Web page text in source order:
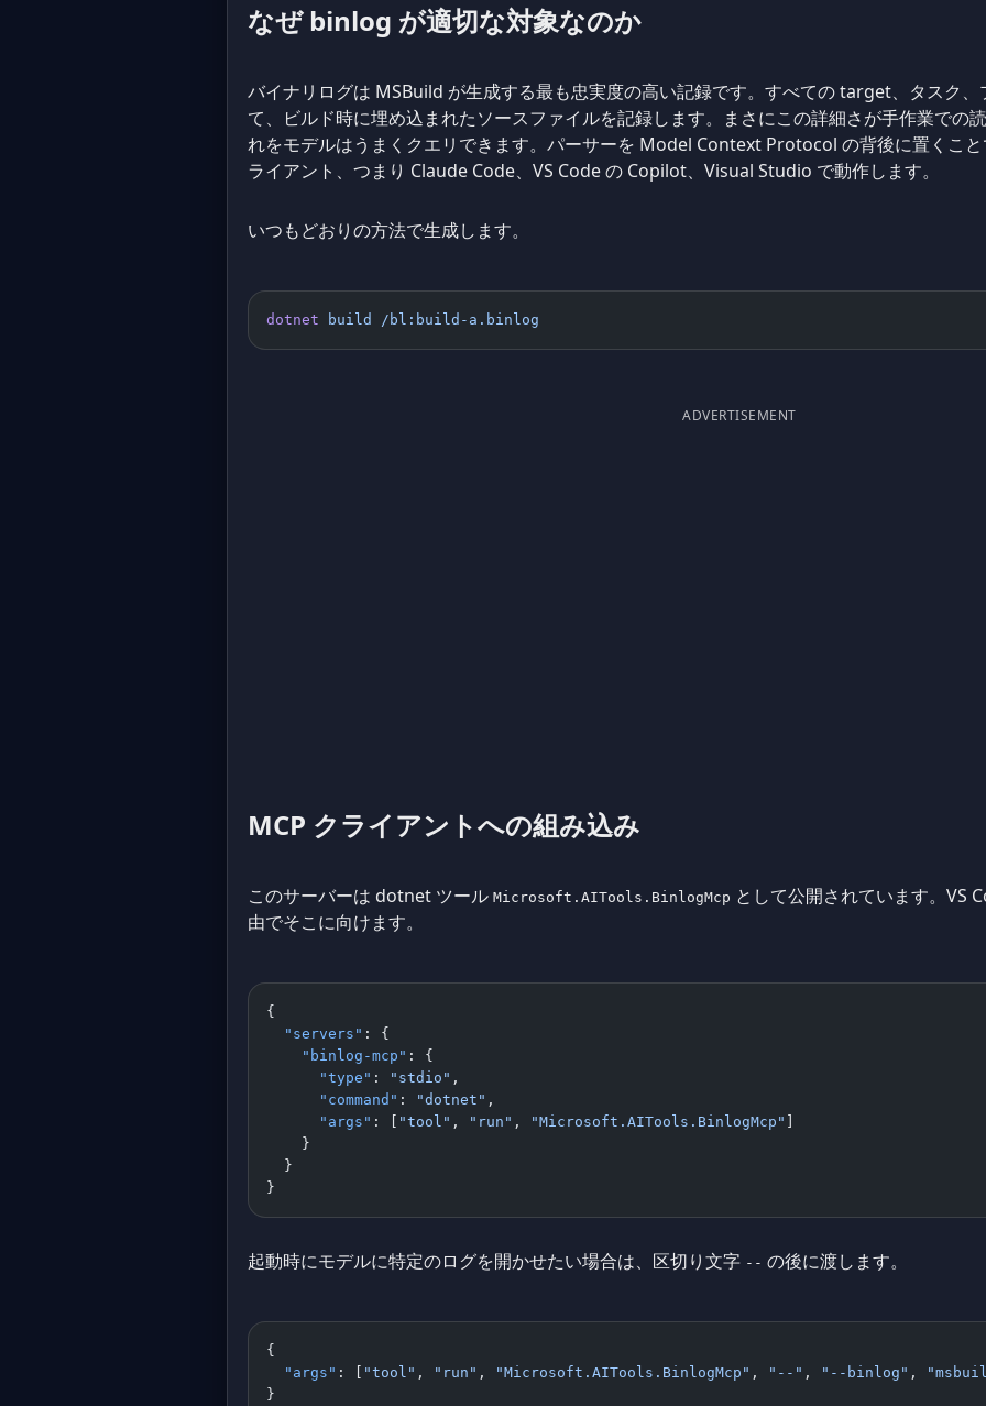
なぜ binlog が適切な対象なのか
バイナリログは MSBuild が生成する最も忠実度の高い記録です。すべての target、タスク、
て、ビルド時に埋め込まれたソースファイルを記録します。まさにこの詳細さが手作業での
れをモデルはうまくクエリできます。パーサーを Model Context Protocol の背後に置くこと
ライアント、つまり Claude Code、VS Code の Copilot、Visual Studio で動作します。
いつもどおりの方法で生成します。
dotnet build /bl:build-a.binlog
ADVERTISEMENT
MCP クライアントへの組み込み
このサーバーは dotnet ツール Microsoft.AITools.BinlogMcp として公開されています。VS
由でそこに向けます。
{
  "servers"
: {
    "binlog-mcp"
: {
      "type"
: "stdio" ,
      "command"
: "dotnet" ,
      "args"
: [ "tool" , "run" , "Microsoft.AITools.BinlogMcp" ]
    }
  }
}
起動時にモデルに特定のログを開かせたい場合は、区切り文字 -- の後に渡します。
{
  "args"
: [ "tool" , "run" , "Microsoft.AITools.BinlogMcp" , "--" , "--binlog" ,
}